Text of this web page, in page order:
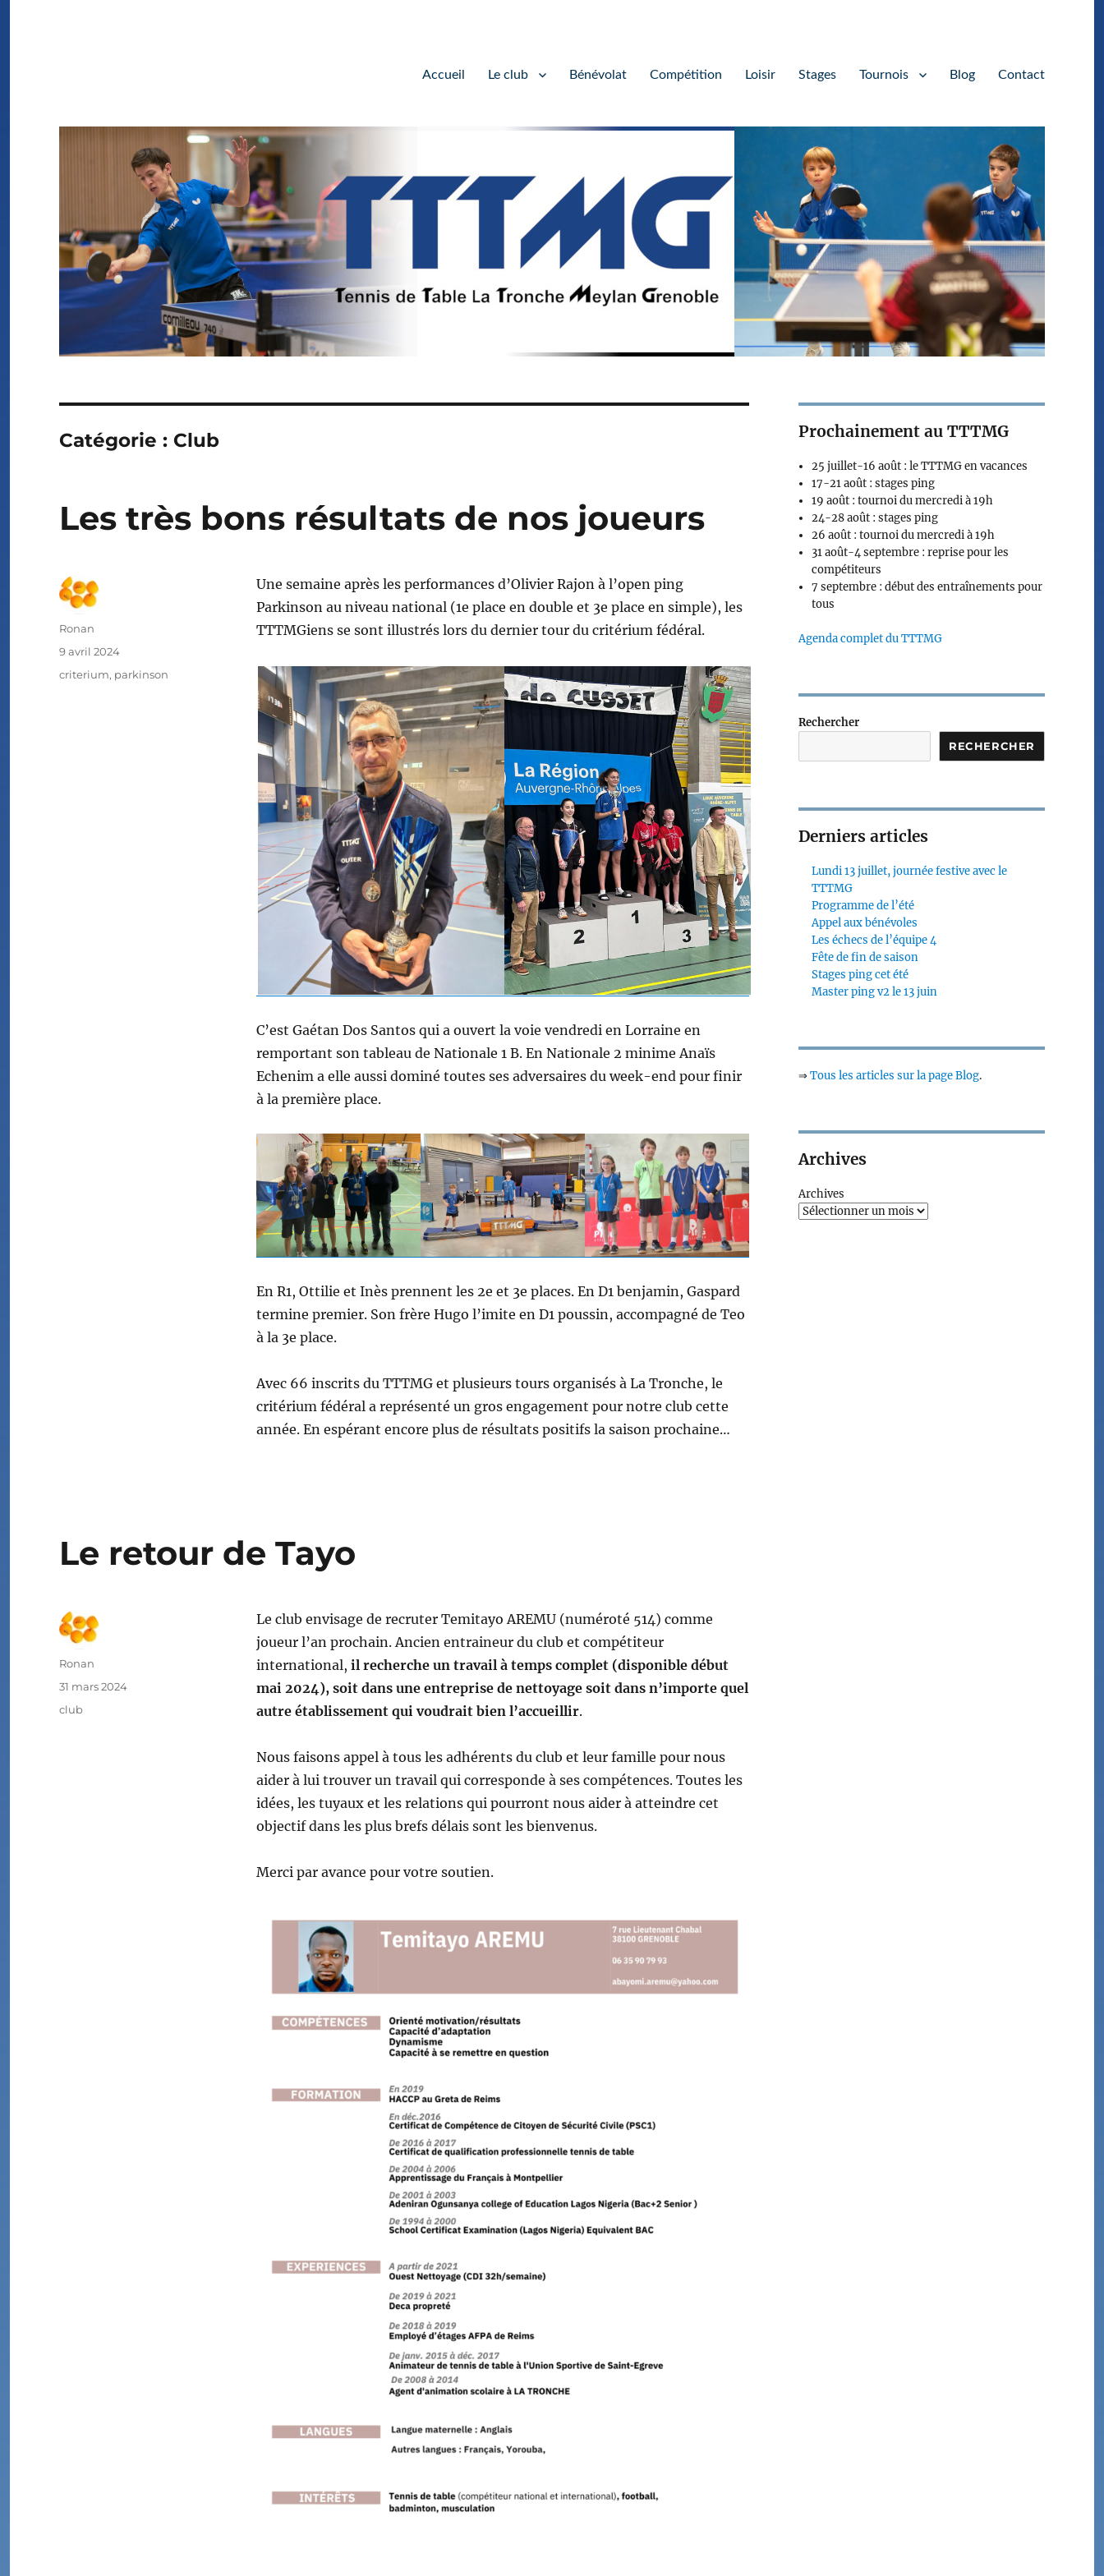
Accueil Le club Bénévolat Compétition Loisir Stages Tournois Blog Contact
Catégorie : Club
Les très bons résultats de nos joueurs
Une semaine après les performances d’Olivier Rajon à l’open ping
Parkinson au niveau national (1e place en double et 3e place en simple), les
TTTMGiens se sont illustrés lors du dernier tour du critérium fédéral.
C’est Gaétan Dos Santos qui a ouvert la voie vendredi en Lorraine en
remportant son tableau de Nationale 1 B. En Nationale 2 minime Anaïs
Echenim a elle aussi dominé toutes ses adversaires du week-end pour finir
à la première place.
En R1, Ottilie et Inès prennent les 2e et 3e places. En D1 benjamin, Gaspard
termine premier. Son frère Hugo l’imite en D1 poussin, accompagné de Teo
à la 3e place.
Avec 66 inscrits du TTTMG et plusieurs tours organisés à La Tronche, le
critérium fédéral a représenté un gros engagement pour notre club cette
année. En espérant encore plus de résultats positifs la saison prochaine…
Auteur
Ronan
Publié
9 avril 2024
Étiquettes
criterium, parkinson
Le retour de Tayo
Le club envisage de recruter Temitayo AREMU (numéroté 514) comme
joueur l’an prochain. Ancien entraineur du club et compétiteur
international, il recherche un travail à temps complet (disponible début
mai 2024), soit dans une entreprise de nettoyage soit dans n’importe quel
autre établissement qui voudrait bien l’accueillir.
Nous faisons appel à tous les adhérents du club et leur famille pour nous
aider à lui trouver un travail qui corresponde à ses compétences. Toutes les
idées, les tuyaux et les relations qui pourront nous aider à atteindre cet
objectif dans les plus brefs délais sont les bienvenus.
Merci par avance pour votre soutien.
Auteur
Ronan
Publié
le
31 mars 2024
Étiquettes
club
Prochainement au TTTMG
25 juillet-16 août : le TTTMG en vacances
17-21 août : stages ping
19 août : tournoi du mercredi à 19h
24-28 août : stages ping
26 août : tournoi du mercredi à 19h
31 août-4 septembre : reprise pour les
compétiteurs
7 septembre : début des entraînements pour
tous
Agenda complet du TTTMG
Rechercher
RECHERCHER
Derniers articles
Lundi 13 juillet, journée festive avec le
TTTMG
Programme de l’été
Appel aux bénévoles
Les échecs de l’équipe 4
Fête de fin de saison
Stages ping cet été
Master ping v2 le 13 juin
⇒Tous les articles sur la page Blog.
Archives
Archives